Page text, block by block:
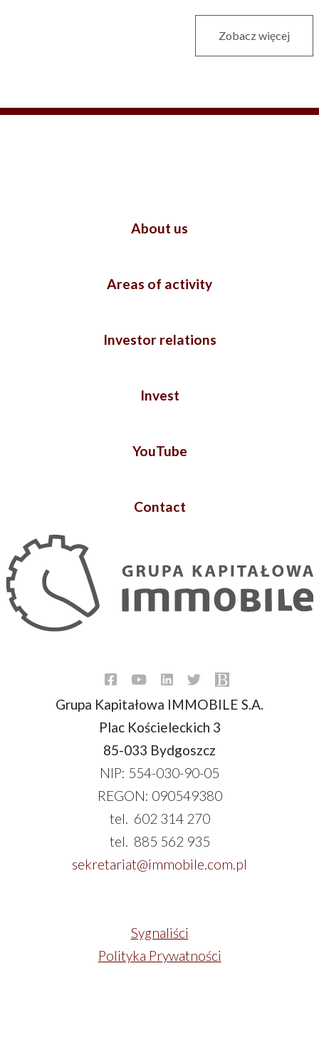
Zobacz więcej
About us
Areas of activity
Investor relations
Invest
YouTube
Contact
Grupa Kapitałowa IMMOBILE S.A.
Plac Kościeleckich 3
85-033 Bydgoszcz
NIP: 554-030-90-05
REGON: 090549380
tel. 602 314 270
tel. 885 562 935
sekretariat@immobile.com.pl
Sygnaliści
Polityka Prywatności